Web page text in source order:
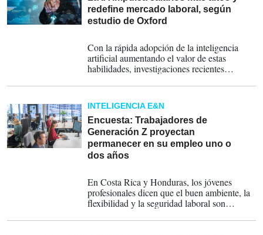
redefine mercado laboral, según
estudio de Oxford
Con la rápida adopción de la inteligencia
artificial aumentando el valor de estas
habilidades, investigaciones recientes
salarios, la calidad del empleo y las
decisiones de contratación.
INTELIGENCIA E&N
Encuesta: Trabajadores de
Generación Z proyectan
permanecer en su empleo uno o
dos años
En Costa Rica y Honduras, los jóvenes
profesionales dicen que el buen ambiente, la
flexibilidad y la seguridad laboral son
señala encuesta.